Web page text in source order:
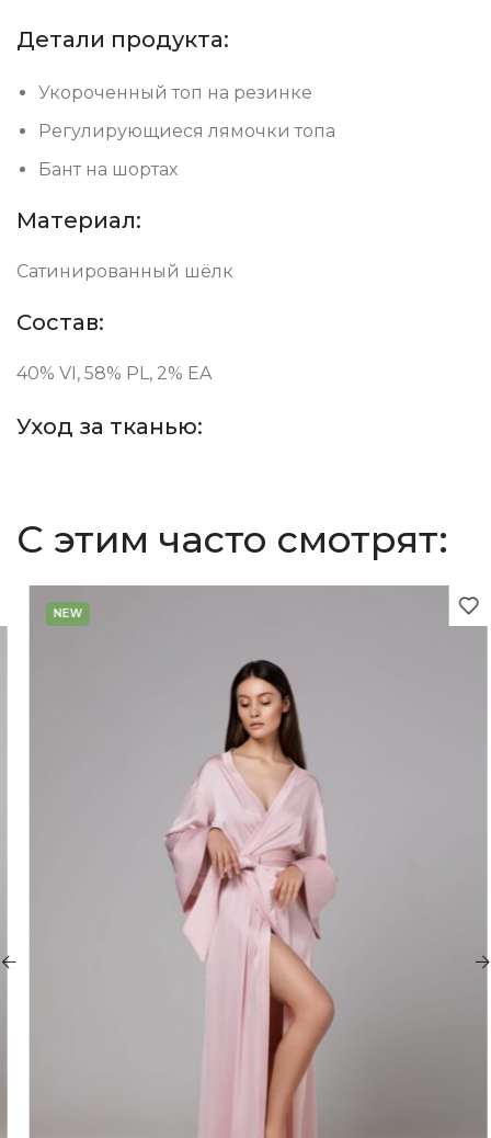
Детали продукта:
Укороченный топ на резинке
Регулирующиеся лямочки топа
Бант на шортах
Материал:
Сатинированный шёлк
Состав:
40% VI, 58% PL, 2% EA
Уход за тканью:
С этим часто смотрят:
NEW